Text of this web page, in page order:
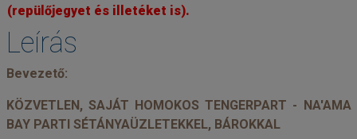
(repülőjegyet és illetéket is).
Leírás
Bevezető:
KÖZVETLEN, SAJÁT HOMOKOS TENGERPART - NA'AMA
BAY PARTI SÉTÁNYAÜZLETEKKEL, BÁROKKAL